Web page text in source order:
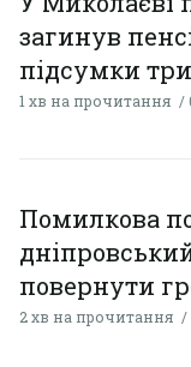
загинув
підсумки
1 хв на прочитання
Помилкова
повернути
2 хв на прочитання